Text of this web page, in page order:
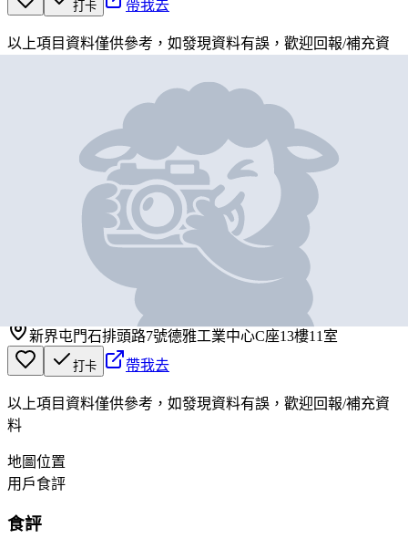
打卡 帶我去
以上項目資料僅供參考，如發現資料有誤，歡迎回報/補充資
琪味社
新界屯門石排頭路7號德雅工業中心C座13樓11室
打卡 帶我去
以上項目資料僅供參考，如發現資料有誤，歡迎回報/補充資
料
地圖位置
用戶食評
食評